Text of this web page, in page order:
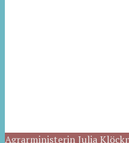
Agrarministerin Julia